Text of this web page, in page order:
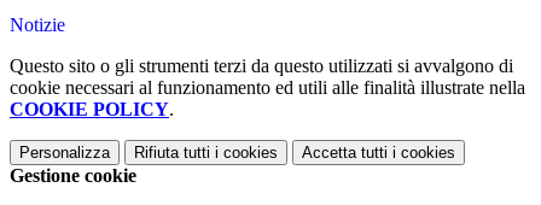
Notizie
Questo sito o gli strumenti terzi da questo utilizzati si avvalgono di
cookie necessari al funzionamento ed utili alle finalità illustrate nella
COOKIE POLICY.
Personalizza Rifiuta tutti i cookies Accetta tutti i cookies
Gestione cookie